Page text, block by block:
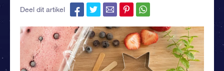
Deel dit artikel